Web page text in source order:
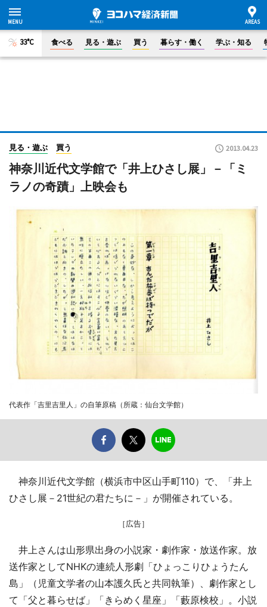
33°C 食べる 見る・遊ぶ 買う 暮らす・働く 学ぶ・知る
見る・遊ぶ 買う 2013.04.23
神奈川近代文学館で「井上ひさし展」－「ミ
ラノの奇蹟」上映会も
代表作「吉里吉里人」の自筆原稿（所蔵：仙台文学館）
神奈川近代文学館（横浜市中区山手町110）で、「井上
ひさし展－21世紀の君たちに－」が開催されている。
［広告］
井上さんは山形県出身の小説家・劇作家・放送作家。放
送作家としてNHKの連続人形劇「ひょっこりひょうたん
島」（児童文学者の山本護久氏と共同執筆）、劇作家とし
て「父と暮らせば」「きらめく星座」「藪原検校」。小説